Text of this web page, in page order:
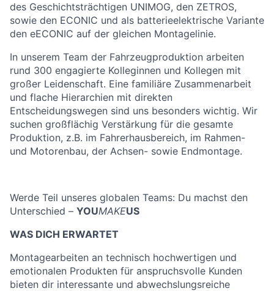
des Geschichtsträchtigen UNIMOG, den ZETROS,
sowie den ECONIC und als batterieelektrische Variante
den eECONIC auf der gleichen Montagelinie.
In unserem Team der Fahrzeugproduktion arbeiten
rund 300 engagierte Kolleginnen und Kollegen mit
großer Leidenschaft. Eine familiäre Zusammenarbeit
und flache Hierarchien mit direkten
Entscheidungswegen sind uns besonders wichtig. Wir
suchen großflächig Verstärkung für die gesamte
Produktion, z.B. im Fahrerhausbereich, im Rahmen-
und Motorenbau, der Achsen- sowie Endmontage.
Werde Teil unseres globalen Teams: Du machst den
Unterschied – YOUMAKEUS
WAS DICH ERWARTET
Montagearbeiten an technisch hochwertigen und
emotionalen Produkten für anspruchsvolle Kunden
bieten dir interessante und abwechslungsreiche